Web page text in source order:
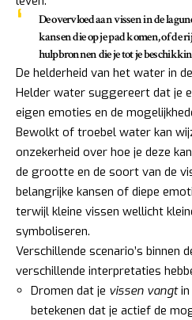
De overvloed aan vissen in de
kansen die op je pad komen, of
hulpbronnen die je tot je
De helderheid van het water in
Helder water suggereert dat je
eigen emoties en de
Bewolkt of troebel water kan
onzekerheid over hoe je deze
de grootte en de soort van de
belangrijke kansen of diepe
terwijl kleine vissen wellicht
symboliseren.
Verschillende scenario’s binnen
verschillende interpretaties
Dromen dat je vissen vangtin
betekenen dat je actief de